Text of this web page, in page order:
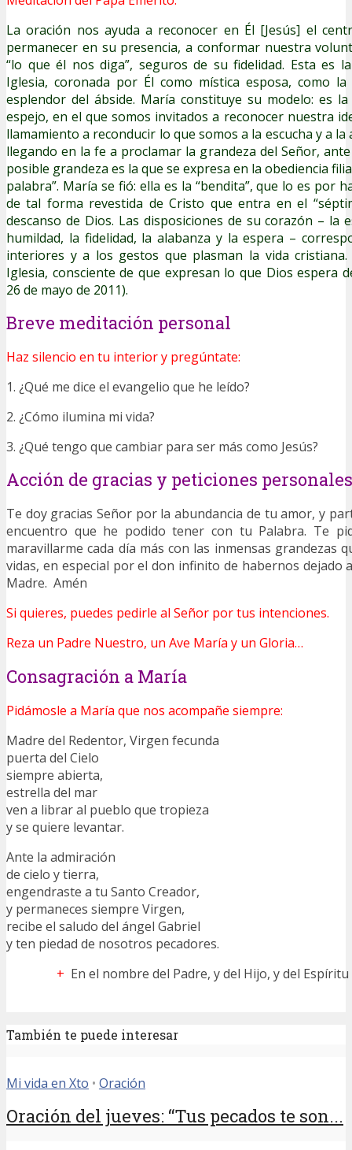
La oración nos ayuda a reconocer en Él [Jesús] el
permanecer en su presencia, a conformar nuestra
“lo que él nos diga”, seguros de su fidelidad. Esta es
Iglesia, coronada por Él como mística esposa, como
esplendor del ábside. María constituye su modelo: es
espejo, en el que somos invitados a reconocer nuestra
llamamiento a reconducir lo que somos a la escucha y a la
llegando en la fe a proclamar la grandeza del Señor,
posible grandeza es la que se expresa en la obediencia
palabra”. María se fió: ella es la “bendita”, que lo es por
de tal forma revestida de Cristo que entra en el
descanso de Dios. Las disposiciones de su corazón – la
humildad, la fidelidad, la alabanza y la espera –
interiores y a los gestos que plasman la vida
Iglesia, consciente de que expresan lo que Dios espera
26 de mayo de 2011).
Breve meditación personal
Haz silencio en tu interior y pregúntate:
1. ¿Qué me dice el evangelio que he leído?
2. ¿Cómo ilumina mi vida?
3. ¿Qué tengo que cambiar para ser más como Jesús?
Acción de gracias y peticiones personales
Te doy gracias Señor por la abundancia de tu amor, y
encuentro que he podido tener con tu Palabra. Te
maravillarme cada día más con las inmensas grandezas
vidas, en especial por el don infinito de habernos dejado
Madre. Amén
Si quieres, puedes pedirle al Señor por tus intenciones.
Reza un Padre Nuestro, un Ave María y un Gloria…
Consagración a María
Pidámosle a María que nos acompañe siempre:
Madre del Redentor, Virgen fecunda
puerta del Cielo
siempre abierta,
estrella del mar
ven a librar al pueblo que tropieza
y se quiere levantar.
Ante la admiración
de cielo y tierra,
engendraste a tu Santo Creador,
y permaneces siempre Virgen,
recibe el saludo del ángel Gabriel
y ten piedad de nosotros pecadores.
+ En el nombre del Padre, y del Hijo, y del Espíritu
También te puede interesar
Mi vida en Xto • Oración
Oración del jueves: “Tus pecados te son...